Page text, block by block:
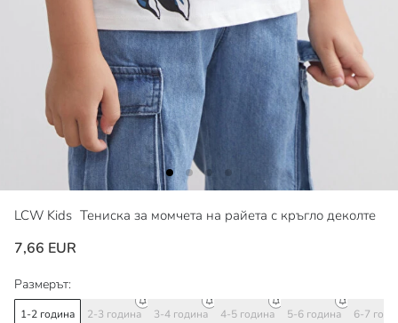
LCW Kids Тениска за момчета на райета с кръгло деколте
7,66 EUR
Размерът:
1-2 година 2-3 година 3-4 година 4-5 година 5-6 година 6-7